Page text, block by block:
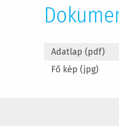
Adatlap (pdf)
Fő kép (jpg)